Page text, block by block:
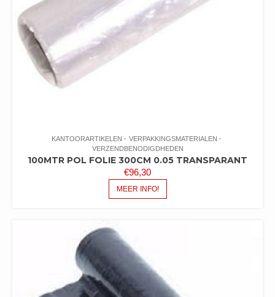
KANTOORARTIKELEN
VERPAKKINGSMATERIALEN
VERZENDBENODIGDHEDEN
100MTR POL FOLIE 300CM 0.05 TRANSPARANT
€96,30
MEER INFO!